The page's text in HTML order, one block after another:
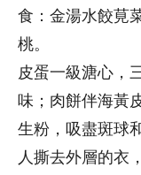
食：金湯水餃莧
桃。
皮蛋一級溏心，
味；肉餅伴海黃
生粉，吸盡斑球
人撕去外層的